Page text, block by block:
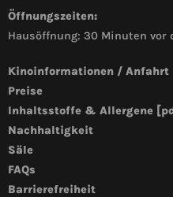
Öffnungszeiten:
Hausöffnung: 30 Minuten vor
Kinoinformationen / Anfahrt
Preise
Inhaltsstoffe & Allergene
Nachhaltigkeit
Säle
FAQs
Barrierefreiheit